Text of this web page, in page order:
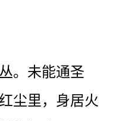
。未能通圣
尘里，身居火